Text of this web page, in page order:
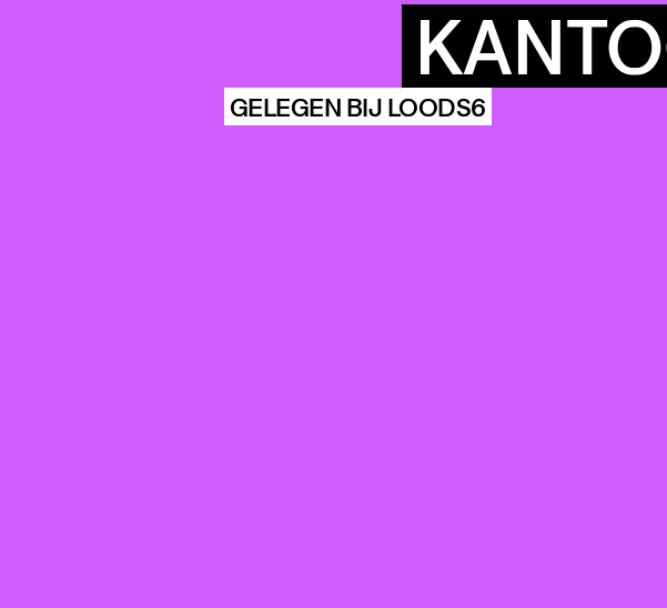
GELEGEN BIJ LOODS6